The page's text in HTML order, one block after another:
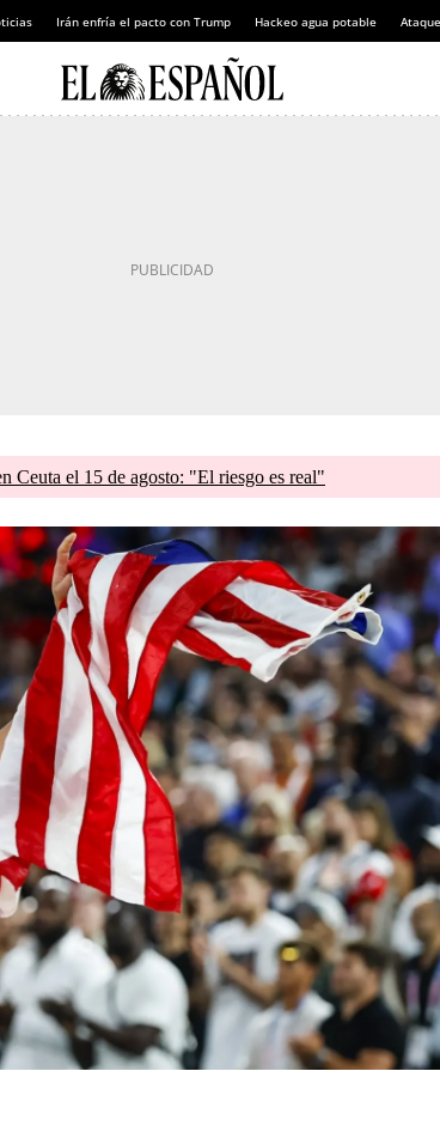
Irán enfría el pacto con Trump Hackeo agua potable
Ceuta el 15 de agosto: "El riesgo es real"